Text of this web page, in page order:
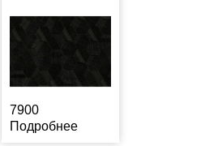
7900
Подробнее